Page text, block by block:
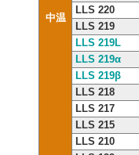
中温
LLS 220
LLS 219
LLS 219L
LLS 219α
LLS 219β
LLS 218
LLS 217
LLS 215
LLS 210